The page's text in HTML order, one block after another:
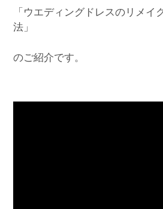
「ウエディングドレスのリメ
法」
のご紹介です。